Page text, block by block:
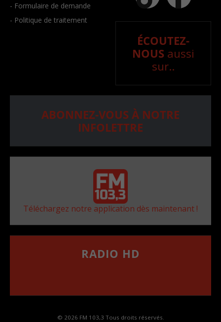
- Formulaire de demande
- Politique de traitement
ÉCOUTEZ-
NOUS aussi
sur..
ABONNEZ-VOUS À NOTRE
INFOLETTRE
Téléchargez notre application dès maintenant !
RADIO HD
© 2026 FM 103,3 Tous droits réservés.